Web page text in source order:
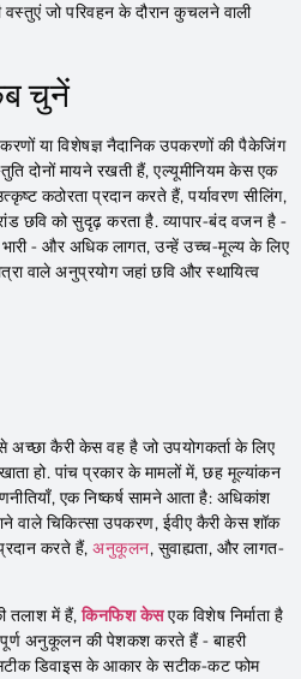
वस्तुएं जो परिवहन के दौरान कुचलने वाली
चुनें
या विशेषज्ञ नैदानिक ​​उपकरणों की पैकेजिंग
दोनों मायने रखती हैं, एल्यूमीनियम केस एक
कठोरता प्रदान करते हैं, पर्यावरण सीलिंग,
छवि को सुदृढ़ करता है. व्यापार-बंद वजन है -
- और अधिक लागत, उन्हें उच्च-मूल्य के लिए
वाले अनुप्रयोग जहां छवि और स्थायित्व
कैरी केस वह है जो उपयोगकर्ता के लिए
हो. पांच प्रकार के मामलों में, छह मूल्यांकन
एक निष्कर्ष सामने आता है: अधिकांश
वाले चिकित्सा उपकरण, ईवीए कैरी केस शॉक
करते हैं, अनुकूलन, सुवाह्यता, और लागत-
तलाश में हैं,किनफिश केसएक विशेष निर्माता है
अनुकूलन की पेशकश करते हैं - बाहरी
डिवाइस के आकार के सटीक-कट फोम